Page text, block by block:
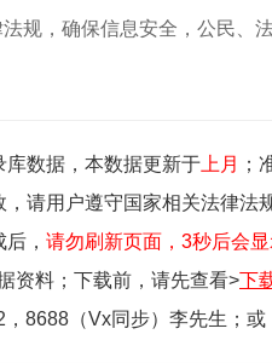
规，确保信息安全，公民、
库数据，本数据更新于 上月
；
请用户遵守国家相关法律法
， 请勿刷新页面，3秒后会显
资料； 下载前，请先查看>下
，8688（Vx同步）李先生；或